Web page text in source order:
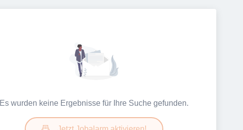
Es wurden keine Ergebnisse für Ihre Suche gefunden.